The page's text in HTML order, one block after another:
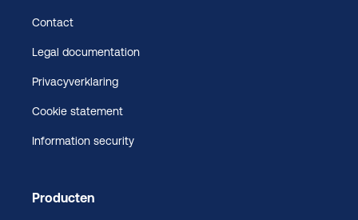
Contact
Legal documentation
Privacyverklaring
Cookie statement
Information security
Producten